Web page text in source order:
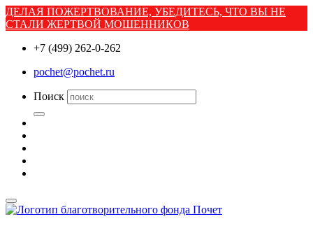
ДЕЛАЯ ПОЖЕРТВОВАНИЕ, УБЕДИТЕСЬ, ЧТО ВЫ НЕ
СТАЛИ ЖЕРТВОЙ МОШЕННИКОВ
+7 (499) 262-0-262
pochet@pochet.ru
Поиск